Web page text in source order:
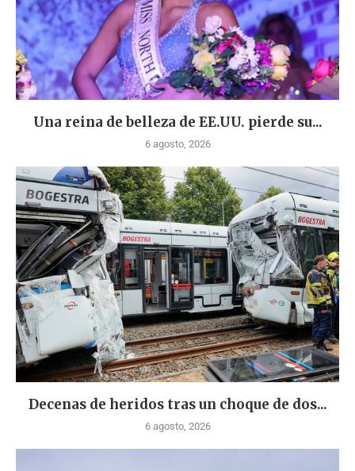
Una reina de belleza de EE.UU. pierde su...
6 agosto, 2026
Decenas de heridos tras un choque de dos...
6 agosto, 2026